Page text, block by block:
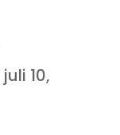
juli 10,